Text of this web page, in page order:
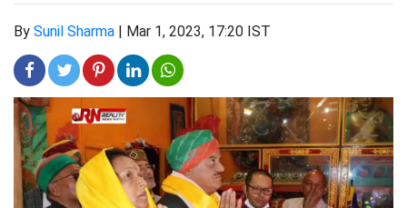
By Sunil Sharma | Mar 1, 2023, 17:20 IST